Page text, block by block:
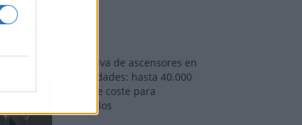
Normativa de ascensores en
comunidades: hasta 40.000
euros de coste para
adaptarlos